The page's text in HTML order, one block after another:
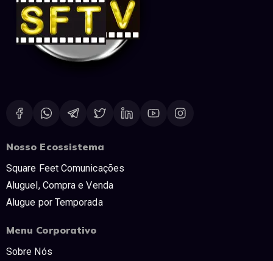
Nosso Ecossistema
Square Feet Comunicações
Aluguel, Compra e Venda
Alugue por Temporada
Menu Corporativo
Sobre Nós